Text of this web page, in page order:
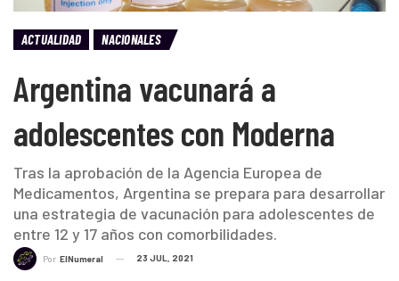
ACTUALIDAD NACIONALES
Argentina vacunará a
adolescentes con Moderna
Tras la aprobación de la Agencia Europea de
Medicamentos, Argentina se prepara para desarrollar
una estrategia de vacunación para adolescentes de
entre 12 y 17 años con comorbilidades.
Por ElNumeral 23 JUL, 2021